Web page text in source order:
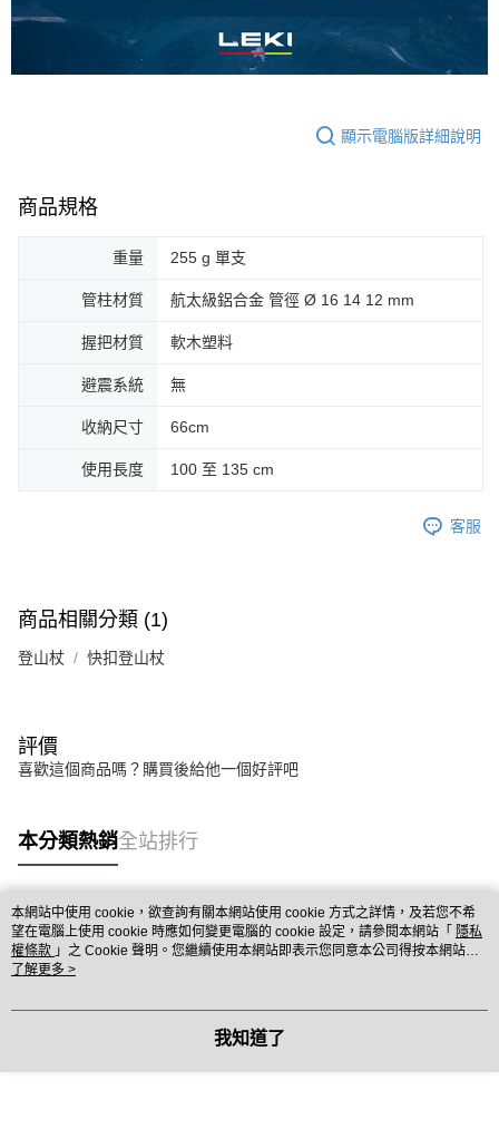
顯示電腦版詳細說明
商品規格
重量 255 g 單支
管柱材質 航太級鋁合金 管徑 Ø 16 14 12 mm
握把材質 軟木塑料
避震系統 無
收納尺寸 66cm
使用長度 100 至 135 cm
客服
商品相關分類 (1)
登山杖 快扣登山杖
評價
喜歡這個商品嗎？購買後給他一個好評吧
本分類熱銷全站排行
熱門標籤
本網站中使用 cookie，欲查詢有關本網站使用 cookie 方式之詳情，及若您不希
望在電腦上使用 cookie 時應如何變更電腦的 cookie 設定，請參閱本網站「 隱私
權條款 」之 Cookie 聲明。您繼續使用本網站即表示您同意本公司得按本網站使
用條款之 Cookie 聲明使用 cookie。
了解更多 >
我知道了